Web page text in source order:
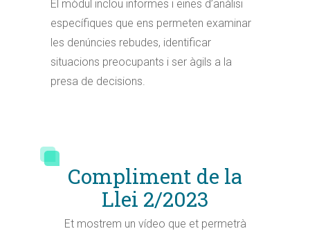
El mòdul inclou informes i eines d’anàlisi
específiques que ens permeten examinar
les denúncies rebudes, identificar
situacions preocupants i ser àgils a la
presa de decisions.
Compliment de la
Llei 2/2023
Et mostrem un vídeo que et permetrà